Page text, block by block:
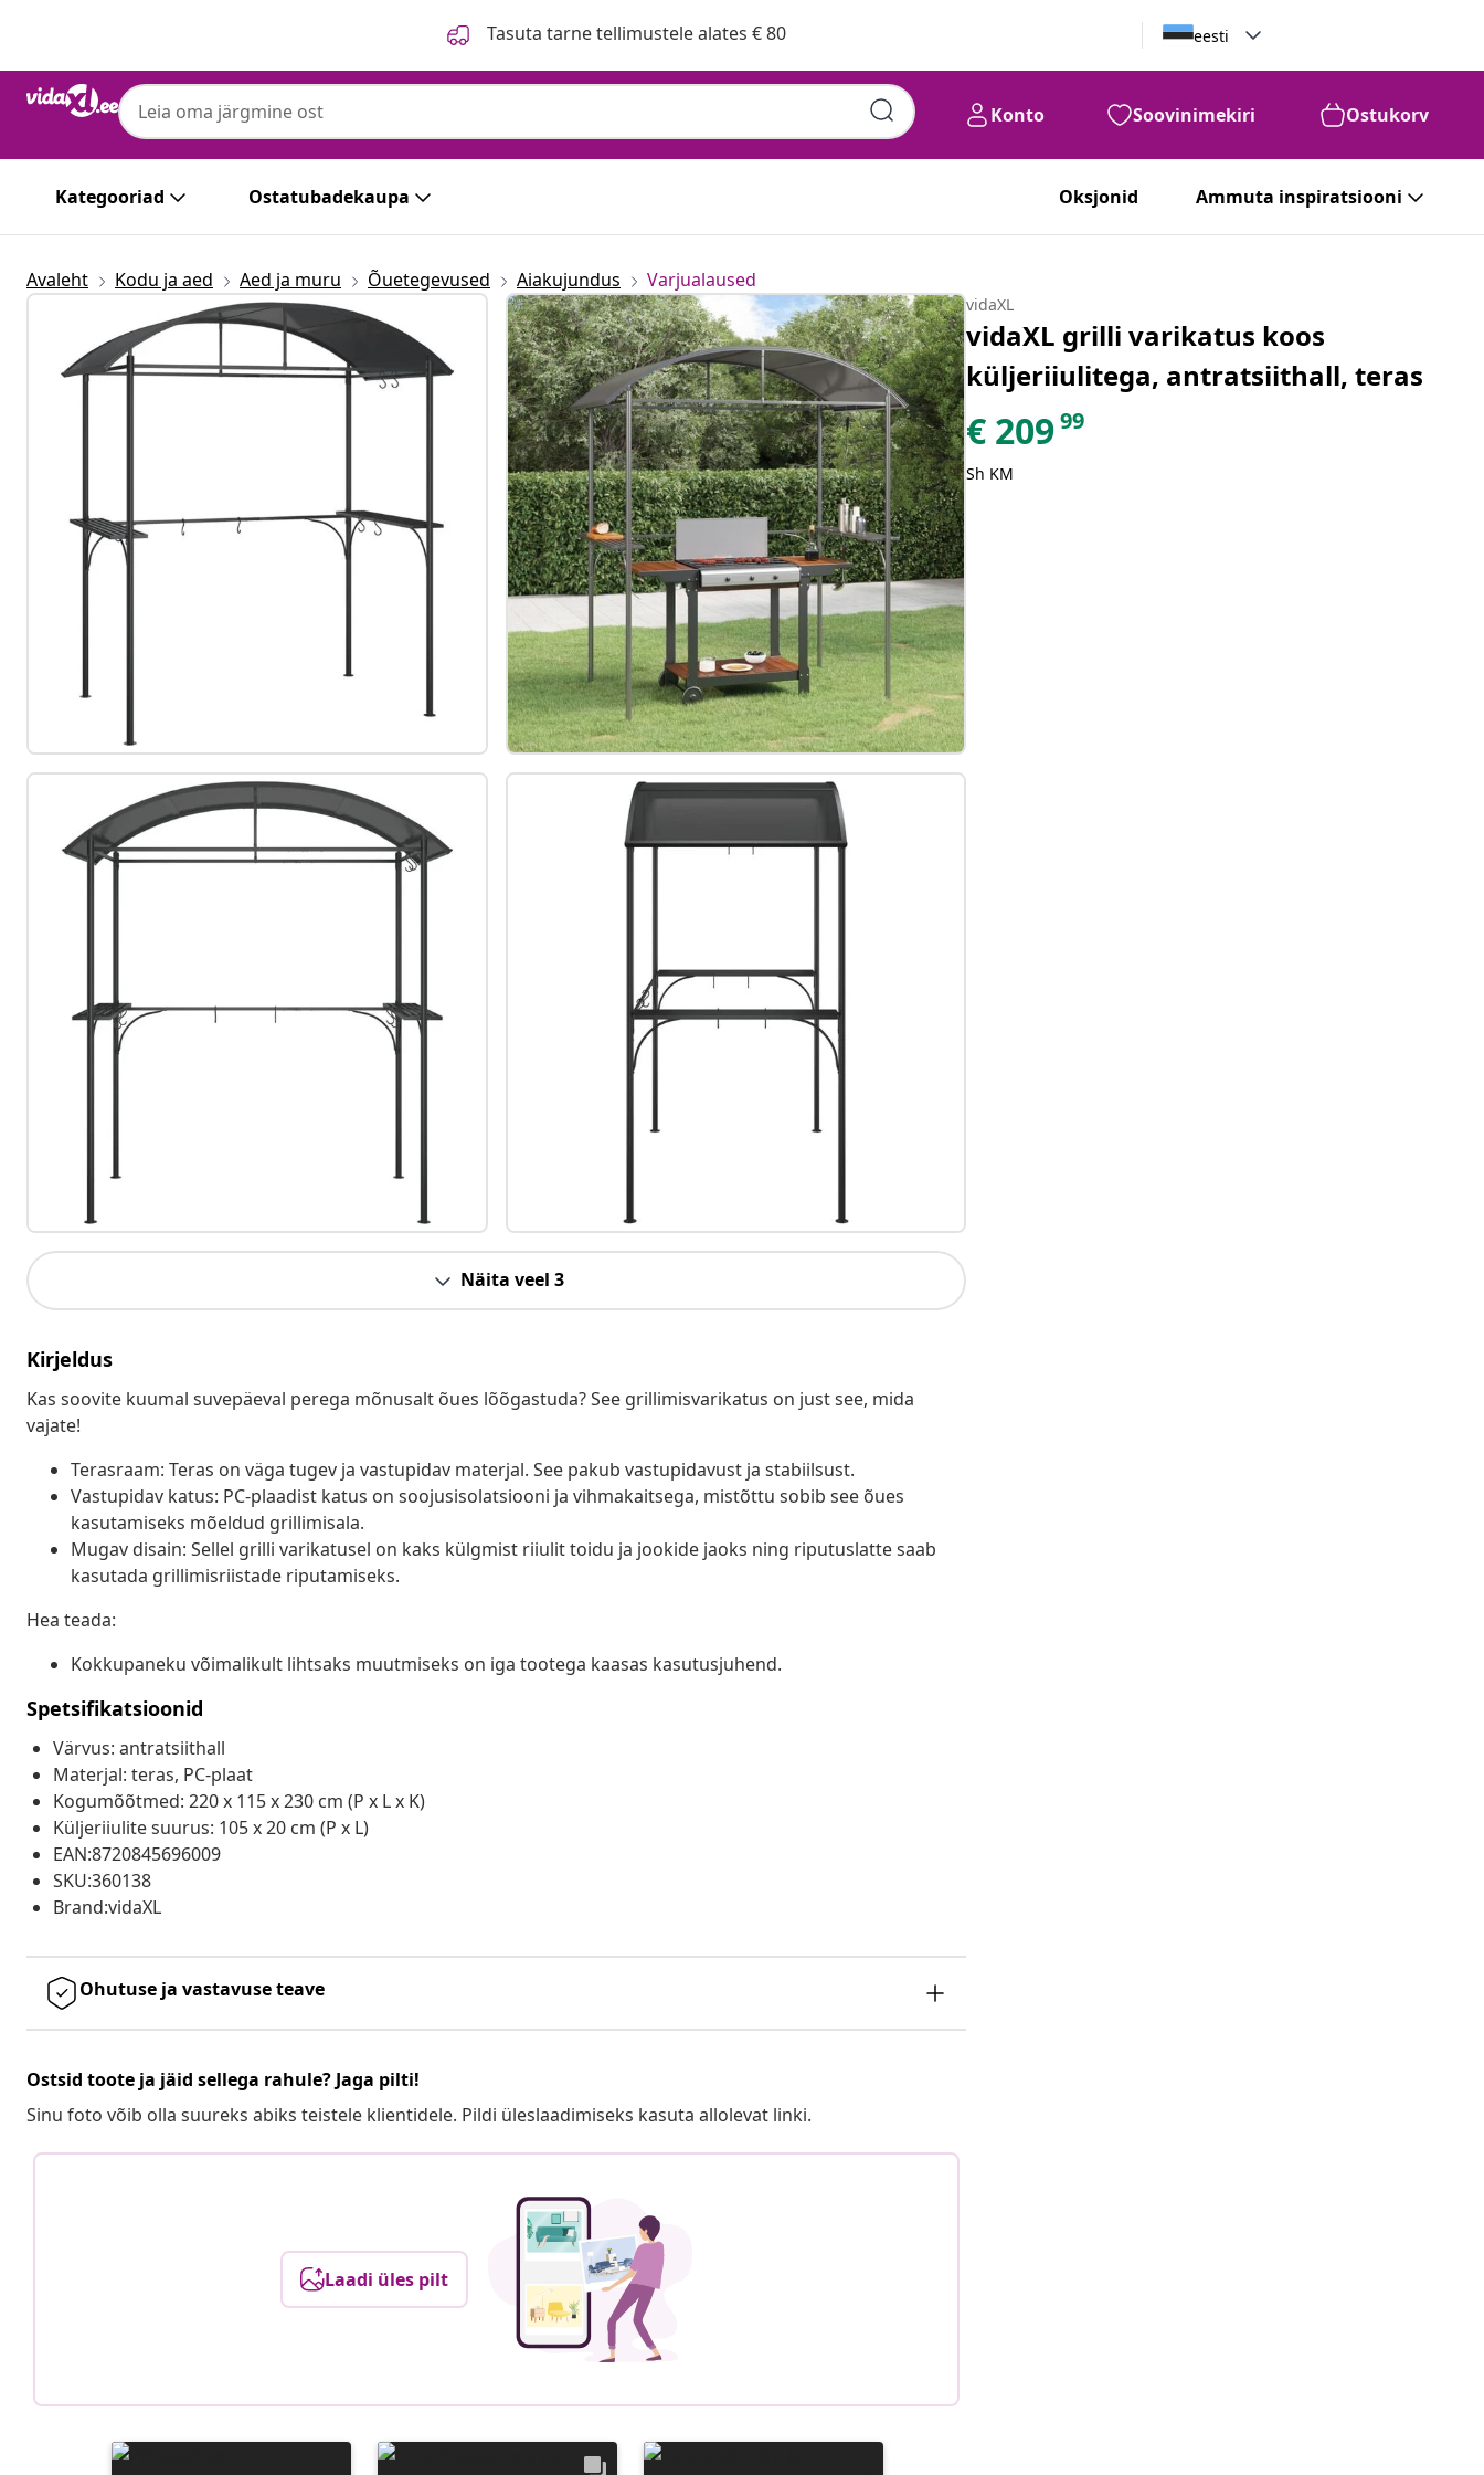
Tasuta tarne tellimustele alates € 80 eesti
Konto Soovinimekiri Ostukorv
Kategooriad Ostatubadekaupa Oksjonid Ammuta inspiratsiooni
Avaleht Kodu ja aed Aed ja muru Õuetegevused Aiakujundus Varjualaused
Näita veel 3
Kirjeldus
Kas soovite kuumal suvepäeval perega mõnusalt õues lõõgastuda? See grillimisvarikatus on just see, mida
vajate!
Terasraam: Teras on väga tugev ja vastupidav materjal. See pakub vastupidavust ja stabiilsust.
Vastupidav katus: PC-plaadist katus on soojusisolatsiooni ja vihmakaitsega, mistõttu sobib see õues
kasutamiseks mõeldud grillimisala.
Mugav disain: Sellel grilli varikatusel on kaks külgmist riiulit toidu ja jookide jaoks ning riputuslatte saab
kasutada grillimisriistade riputamiseks.
Hea teada:
Kokkupaneku võimalikult lihtsaks muutmiseks on iga tootega kaasas kasutusjuhend.
Spetsifikatsioonid
Värvus: antratsiithall
Materjal: teras, PC-plaat
Kogumõõtmed: 220 x 115 x 230 cm (P x L x K)
Küljeriiulite suurus: 105 x 20 cm (P x L)
EAN:8720845696009
SKU:360138
Brand:vidaXL
Ohutuse ja vastavuse teave
Ostsid toote ja jäid sellega rahule? Jaga pilti!
Sinu foto võib olla suureks abiks teistele klientidele. Pildi üleslaadimiseks kasuta allolevat linki.
Laadi üles pilt
vidaXL
vidaXL grilli varikatus koos
küljeriiulitega, antratsiithall, teras
€ 20999
Sh KM